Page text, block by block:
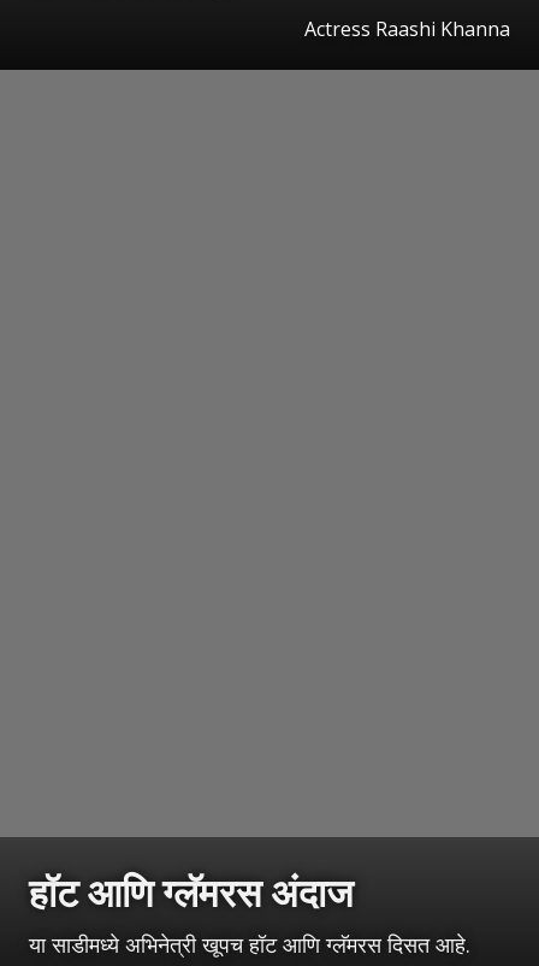
Actress Raashi Khanna
हॉट आणि ग्लॅमरस अंदाज
या साडीमध्ये अभिनेत्री खूपच हॉट आणि ग्लॅमरस दिसत आहे.